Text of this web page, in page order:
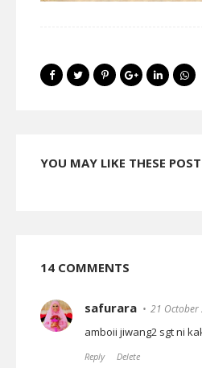
YOU MAY LIKE THESE
14 COMMENTS
safurara 21
amboii jiwang2 sgt ni
Reply Delete